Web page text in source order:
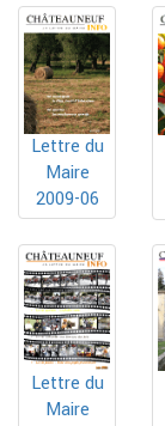
Lettre du
Maire
2009-06
Lettre du
Maire